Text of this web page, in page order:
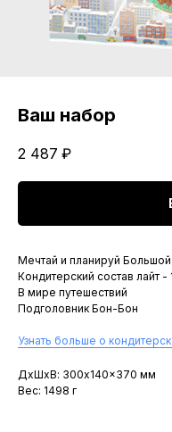
Ваш набор
2 487 ₽
Мечтай и планируй
Кондитерский состав лайт -
В мире путешествий
Подголовник Бон-Бон
Узнать больше о
ДxШxВ: 300x140x370 мм
Вес: 1498 г